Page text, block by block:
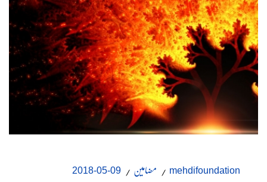
mehdifoundation مضامین 09-05-2018